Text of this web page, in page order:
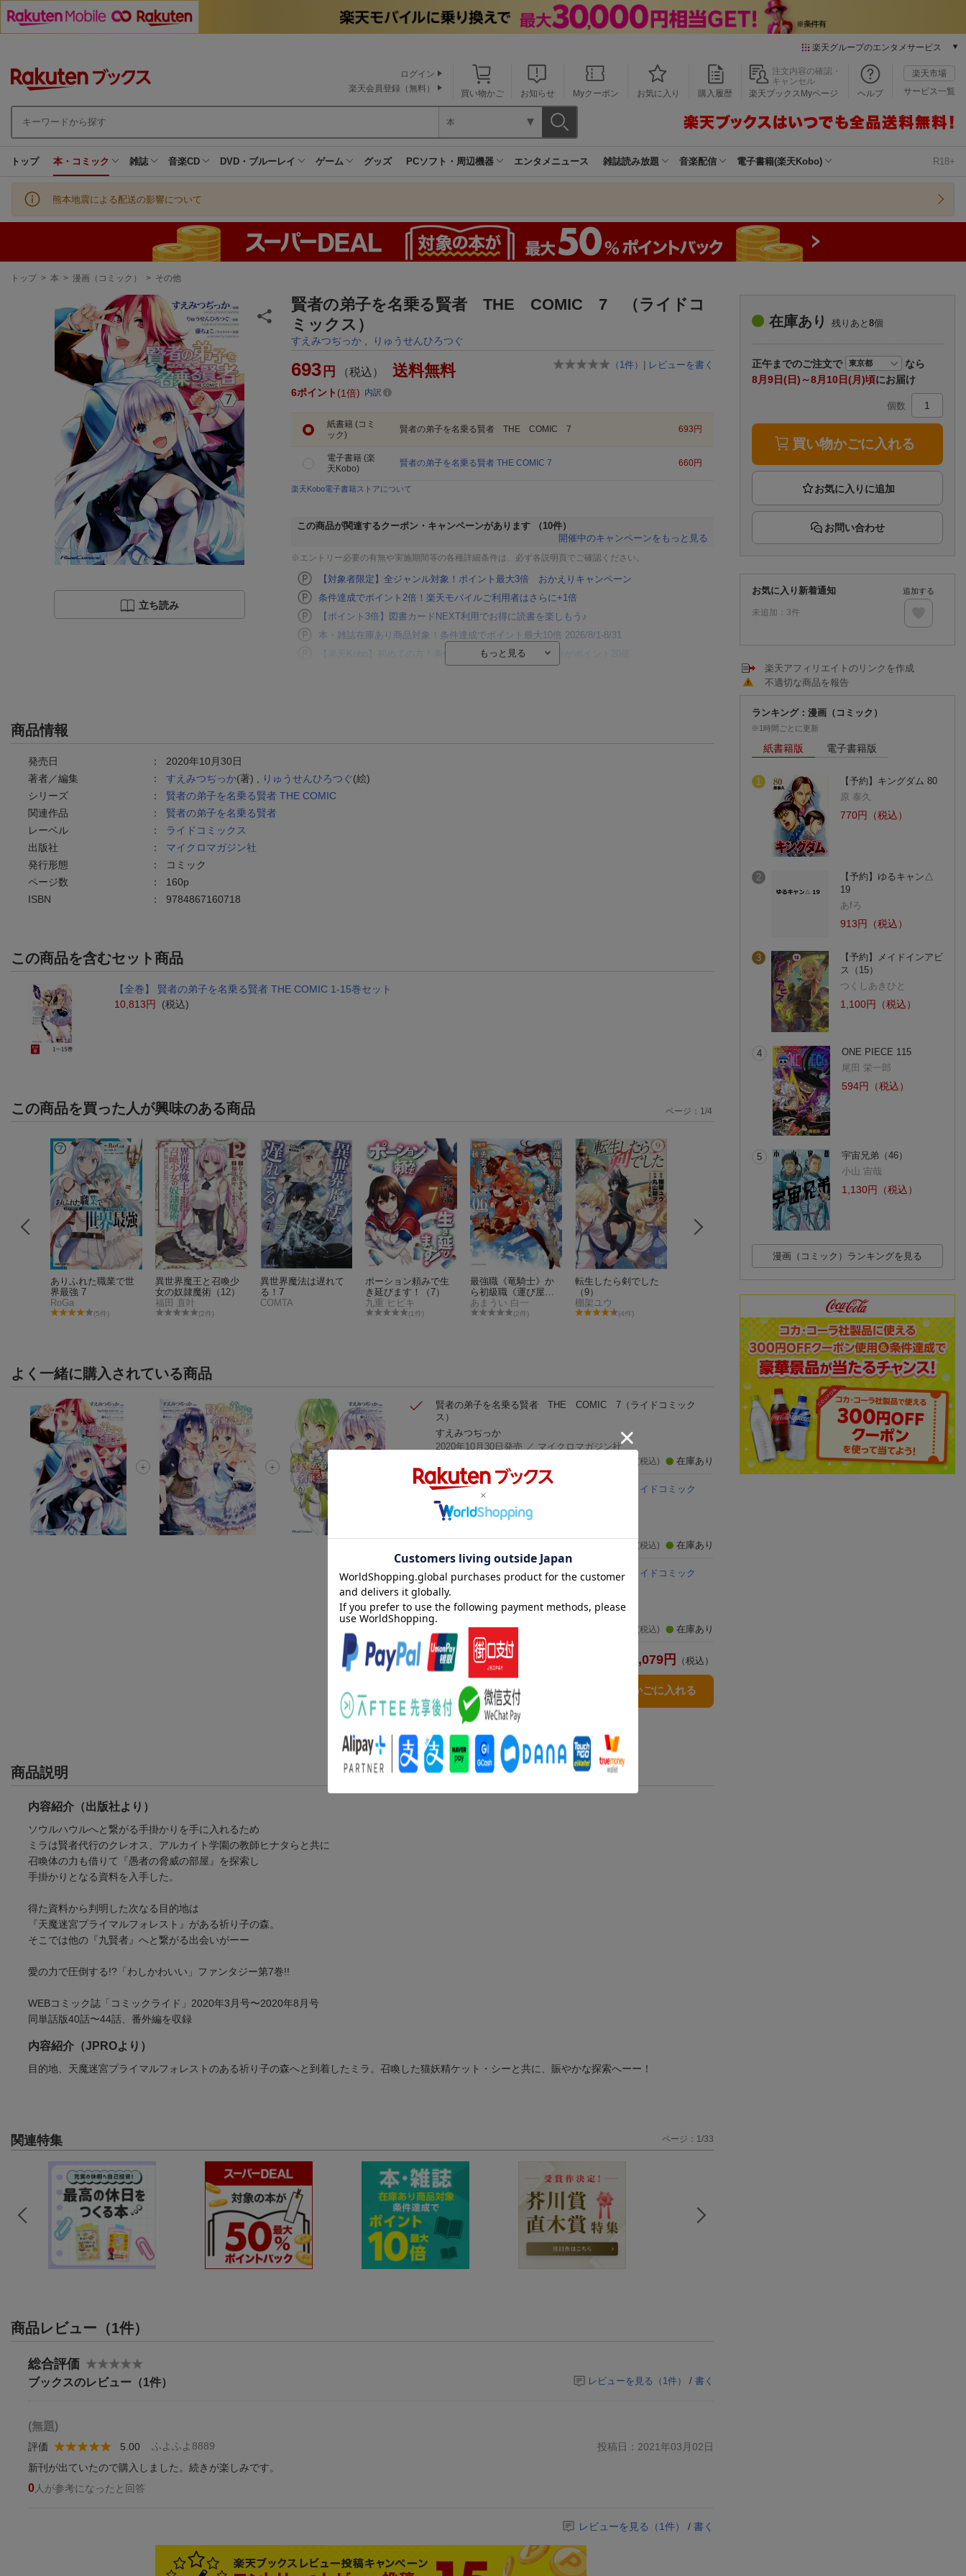
楽天グループのエンタメサービス
本/ゲーム/CD/DVD
楽天ブックス
楽天Kobo
楽天チケット
エンタメニュース
推し楽
買い物かご お知らせ Myクーポン お気に入り 購入履歴
注文内容の確認・
キャンセル
楽天ブックスMyページ
ヘルプ
楽天市場
サービス一覧
ログイン
楽天会員登録（無料）
本
トップ 本・コミック 雑誌 音楽CD DVD・ブルーレイ ゲーム グッズ PCソフト・周辺機器 エンタメニュース 雑誌読み放題 音楽配信 電子書籍(楽天Kobo) R18+
熊本地震による配送の影響について
現
トップ > 本 > 漫画（コミック） > その他
立ち読み
賢者の弟子を名乗る賢者 THE COMIC 7 （ライドコ
ミックス）
すえみつぢっか りゅうせんひろつぐ
（ 1件） | レビューを書く
693 円 （税込） 送料無料
6ポイント 1倍 内訳
紙書籍 (コミ
ック)
賢者の弟子を名乗る賢者 THE COMIC 7 693 円
電子書籍 (楽
天Kobo)
賢者の弟子を名乗る賢者 THE COMIC 7 660円
楽天Kobo電子書籍ストアについて
この商品が関連するクーポン・キャンペーンがあります
（10件）
開催中のキャンペーンをもっと見る
※エントリー必要の有無や実施期間等の各種詳細条件は、必ず各説明頁でご確認ください。
【対象者限定】全ジャンル対象！ポイント最大3倍 おかえりキャンペーン
条件達成でポイント2倍！楽天モバイルご利用者はさらに+1倍
【ポイント3倍】図書カードNEXT利用でお得に読書を楽しもう♪
本・雑誌在庫あり商品対象！条件達成でポイント最大10倍 2026/8/1-8/31
【楽天Kobo】初めての方！条件達成で楽天ブックス購入分がポイント20倍
商品情報
発売日 ： 2020年10月30日
著者／編集
： すえみつぢっか(著) , りゅうせんひろつぐ(絵)
シリーズ
： 賢者の弟子を名乗る賢者 THE COMIC
関連作品
： 賢者の弟子を名乗る賢者
レーベル
： ライドコミックス
出版社
： マイクロマガジン社
発行形態
：
コミック
ページ数
： 160p
ISBN
： 9784867160718
この商品を含むセット商品
【全巻】 賢者の弟子を名乗る賢者 THE COMIC 1-15巻セット
10,813円
(税込)
この商品を買った人が興味のある商品
ありふれた職業で世
界最強 7
RoGa
(5件)
異世界魔王と召喚少
女の奴隷魔術（12）
福田 直叶
(2件)
異世界魔法は遅れて
る！7
COMTA
ポーション頼みで生
き延びます！（7）
九重 ヒビキ
(1件)
最強職《竜騎士》か
ら初級職《運び屋》
になったのに、なぜ
か勇者達から頼られ
あまうい 白一
(2件)
転生したら剣でした
（9）
棚架ユウ
(4件)
安房さとる
(3件)
ページ： 1/4
よく一緒に購入されている商品
賢者の弟子を名乗る賢者 THE COMIC 7（ライドコミック
ス）
すえみつぢっか
2020年10月30日発売 ／ マイクロマガジン社
(税込) 在庫あり
賢者の弟子を名乗る賢者 THE COMIC 8
（ライドコミック
ス）
すえみつぢっか
(税込) 在庫あり
賢者の弟子を名乗る賢者 THE COMIC 6 （ライドコミック
ス）
すえみつぢっか
2020年01月30日発売
／ マイクロマガジン社
(税込) 在庫あり
2,079 円 （税込）
3点とも買い物かごに入れる
商品説明
内容紹介（出版社より）
ソウルハウルへと繋がる手掛かりを手に入れるため
ミラは賢者代行のクレオス、アルカイト学園の教師ヒナタらと共に
召喚体の力も借りて『愚者の脅威の部屋』を探索し
手掛かりとなる資料を入手した。
得た資料から判明した次なる目的地は
『天魔迷宮プライマルフォレスト』がある祈り子の森。
そこでは他の『九賢者』へと繋がる出会いがーー
愛の力で圧倒する!?「わしかわいい」ファンタジー第7巻!!
WEBコミック誌「コミックライド」2020年3月号〜2020年8月号
同単話版40話〜44話、番外編を収録
内容紹介（JPROより）
目的地、天魔迷宮プライマルフォレストのある祈り子の森へと到着したミラ。召喚した猫妖精ケット・シーと共に、賑やかな探索へーー！
関連特集 ページ：1/33
商品レビュー（1件）
総合評価
ブックスのレビュー（1件） レビューを見る（ 1 件） / 書く
(無題)
ふよふよ8889
評価 5.00
投稿日：2021年03月02日
新刊が出ていたので購入しました。続きが楽しみです。
0 人が参考になったと回答
レビューを見る（1件） / 書く
在庫あり 残りあと 8個
正午までのご注文で
なら
8月9日(日)～8月10日(月)頃にお届け
個数
買い物かごに入れる
お問い合わせ
お気に入り新着通知
未追加： 3件
追加する
楽天アフィリエイトのリンクを作成
不適切な商品を報告
ランキング：漫画（コミック）
※1時間ごとに更新
紙書籍版 電子書籍版
1
【予約】キングダム 80
原 泰久
770円（税込）
2
【予約】ゆるキャン△
19
あfろ
913円（税込）
3
【予約】メイドインアビ
ス（15）
つくしあきひと
1,100円（税込）
4
ONE PIECE 115
尾田 栄一郎
594円（税込）
5
宇宙兄弟（46）
小山 宙哉
1,130円（税込）
漫画（コミック）ランキングを見る